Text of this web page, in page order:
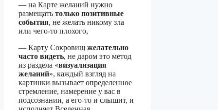
— на Карте желаний нужно
размещать только позитивные
события, не желать никому зла
или чего-то плохого,
— Карту Сокровищ желательно
часто видеть, не даром это метод
из раздела «визуализация
желаний», каждый взгляд на
картинки вызывает определенное
стремление, намерение у вас в
подсознании, а его-то и слышит, и